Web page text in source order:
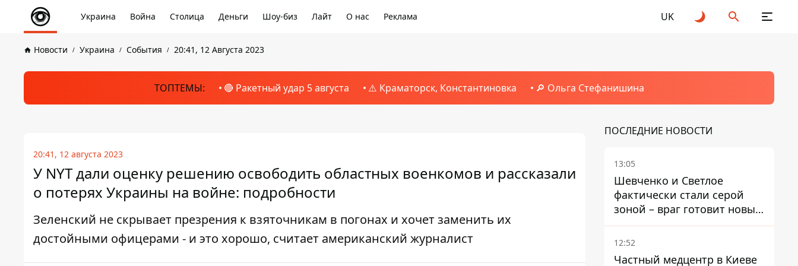
Украина Война Столица Деньги Шоу-биз Лайт О нас Реклама UK
Новости Украина События 20:41, 12 Августа 2023
ТОПТЕМЫ: 🔴 Ракетный удар 5 августа ⚠️ Краматорск, Константиновка 🔎 Ольга Стефанишина
20:41, 12 августа 2023
У NYT дали оценку решению освободить областных военкомов и рассказали
о потерях Украины на войне: подробности
Зеленский не скрывает презрения к взяточникам в погонах и хочет заменить их
достойными офицерами - и это хорошо, считает американский журналист
ПОСЛЕДНИЕ НОВОСТИ
13:05
Шевченко и Светлое
фактически стали серой
зоной – враг готовит новые
атаки на Добропольском
направлении
12:52
Частный медцентр в Киеве